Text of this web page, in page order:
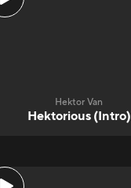
Hektor Van
Hektorious (Intro)